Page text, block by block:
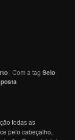
|Com a tagSelo
todas as
pelo cabeçalho,